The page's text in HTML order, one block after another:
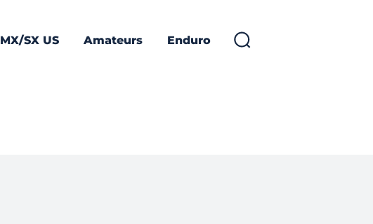
MX/SX US Amateurs Enduro